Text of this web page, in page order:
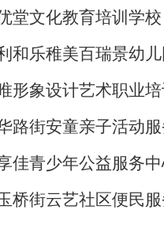
堂文化教育培训学校
和乐稚美百瑞景幼
形象设计艺术职业
路街安童亲子活动
佳青少年公益服务
桥街云艺社区便民